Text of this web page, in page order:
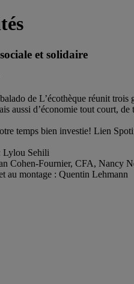
et solidaire
de L’écothèque réunit
aussi d’économie tout court,
temps bien investie! Lien
Lylou Sehili
Cohen-Fournier, CFA, Nancy
au montage : Quentin Lehmann